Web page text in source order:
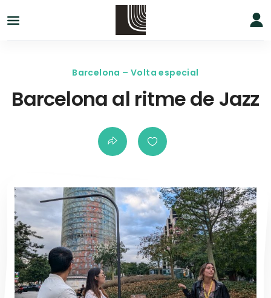
Barcelona al ritme de Jazz
Barcelona – Volta especial